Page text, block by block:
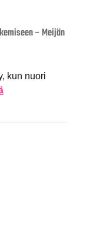
– Meijän
kun nuori